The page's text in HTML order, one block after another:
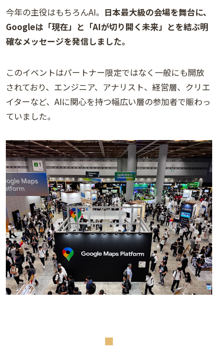
今年の主役はもちろんAI。 日本最大級の会場を舞台に、
Googleは「現在」と「AIが切り開く未来」とを結ぶ明
確なメッセージを発信しました。
このイベントはパートナー限定ではなく一般にも開放
されており、エンジニア、アナリスト、経営層、クリエ
イターなど、AIに関心を持つ幅広い層の参加者で賑わっ
ていました。